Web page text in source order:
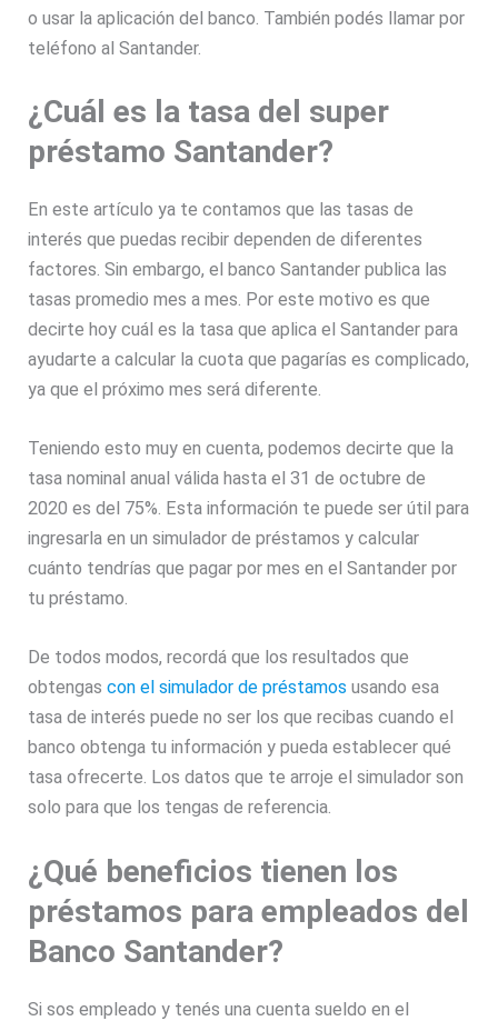
o usar la aplicación del banco. También podés llamar por
teléfono al Santander.
¿Cuál es la tasa del super
préstamo Santander?
En este artículo ya te contamos que las tasas de
interés que puedas recibir dependen de diferentes
factores. Sin embargo, el banco Santander publica las
tasas promedio mes a mes. Por este motivo es que
decirte hoy cuál es la tasa que aplica el Santander para
ayudarte a calcular la cuota que pagarías es complicado,
ya que el próximo mes será diferente.
Teniendo esto muy en cuenta, podemos decirte que la
tasa nominal anual válida hasta el 31 de octubre de
2020 es del 75%. Esta información te puede ser útil para
ingresarla en un simulador de préstamos y calcular
cuánto tendrías que pagar por mes en el Santander por
tu préstamo.
De todos modos, recordá que los resultados que
obtengascon el simulador de préstamos usando esa
tasa de interés puede no ser los que recibas cuando el
banco obtenga tu información y pueda establecer qué
tasa ofrecerte. Los datos que te arroje el simulador son
solo para que los tengas de referencia.
¿Qué beneficios tienen los
préstamos para empleados del
Banco Santander?
Si sos empleado y tenés una cuenta sueldo en el